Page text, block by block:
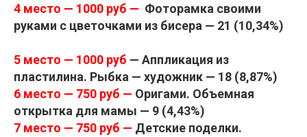
4 место — 1000 руб — Фоторамка своими
руками с цветочками из бисера — 21 (10,34%)
5 место — 1000 руб — Аппликация из
пластилина. Рыбка — художник — 18 (8,87%)
6 место — 750 руб — Оригами. Объемная
открытка для мамы — 9 (4,43%)
7 место — 750 руб — Детские поделки.